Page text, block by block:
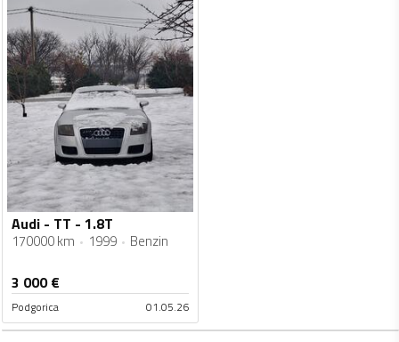
Audi - TT - 1.8T
170000 km 1999 Benzin
3 000€
Podgorica 01.05.26